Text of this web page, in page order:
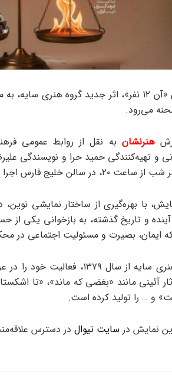
نمایش «آن ۱۲ نفر»، اثر جدید گروه هنری
می‌رود.
هنرنشان
با بهره‌گیری از ساختار نمایشی
و تاریخ گذشته، به بازخوانی یکی از
ایمان، بصیرت و مسئولیت اجتماعی در
گروه هنری سایه از سال
آئینی مانند «بغضی که ماند»، «تا
و … را تولید کرده است.
نمایش در سایت تیوال در دسترس